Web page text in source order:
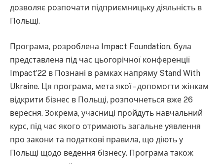
дозволяє розпочати підприємницьку діяльність в
Польщі.
Програма, розроблена Impact Foundation, була
представлена під час цьогорічної конференції
Impact’22 в Познані в рамках напряму Stand With
Ukraine. Ця програма, мета якої – допомогти жінкам
відкрити бізнес в Польщі, розпочнеться вже 26
вересня. Зокрема, учасниці пройдуть навчальний
курс, під час якого отримають загальне уявлення
про закони та податкові правила, що діють у
Польщі щодо ведення бізнесу. Програма також